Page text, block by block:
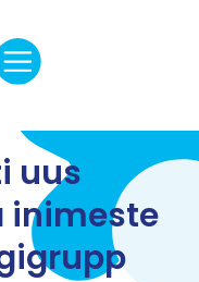
uus
inimeste